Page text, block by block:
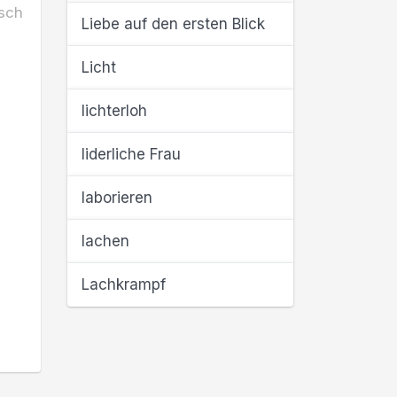
Liebe auf den ersten Blick
Licht
lichterloh
liderliche Frau
laborieren
lachen
Lachkrampf